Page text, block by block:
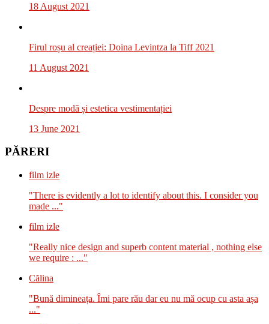
18 August 2021
Firul roșu al creației: Doina Levintza la Tiff 2021
11 August 2021
Despre modă și estetica vestimentației
13 June 2021
PĂRERI
film izle
"There is evidently a lot to identify about this. I consider you
made ..."
film izle
"Really nice design and superb content material , nothing else
we require : ..."
Călina
"Bună dimineața. Îmi pare rău dar eu nu mă ocup cu asta așa
..."